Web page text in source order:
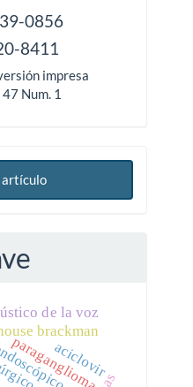
0856
8411
impresa
Num. 1
artículo
paraganglioma
de la voz
brackman
aciclovir